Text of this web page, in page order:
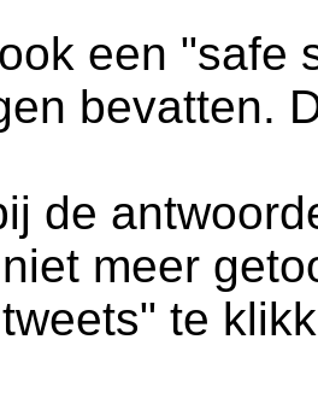
een "safe
bevatten.
de
meer
te